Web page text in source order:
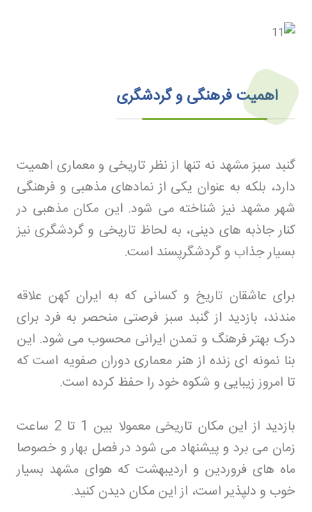
اهمیت فرهنگی و گردشگری
گنبد سبز مشهد نه تنها از نظر تاریخی و معماری اهمیت
دارد، بلکه به عنوان یکی از نمادهای مذهبی و فرهنگی
شهر مشهد نیز شناخته می شود. این مکان مذهبی در
کنار جاذبه های دینی، به لحاظ تاریخی و گردشگری نیز
بسیار جذاب و گردشگرپسند است.
برای عاشقان تاریخ و کسانی که به ایران کهن علاقه
مندند، بازدید از گنبد سبز فرصتی منحصر به فرد برای
درک بهتر فرهنگ و تمدن ایرانی محسوب می شود. این
بنا نمونه ای زنده از هنر معماری دوران صفویه است که
تا امروز زیبایی و شکوه خود را حفظ کرده است.
بازدید از این مکان تاریخی معمولا بین 1 تا 2 ساعت
زمان می برد و پیشنهاد می شود در فصل بهار و خصوصا
ماه های فروردین و اردیبهشت که هوای مشهد بسیار
خوب و دلپذیر است، از این مکان دیدن کنید.